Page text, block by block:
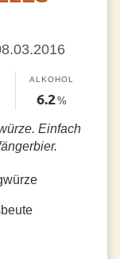
ALKOHOL
6.2%
Einfach